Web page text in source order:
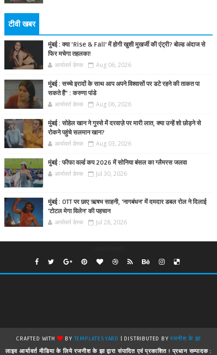
टीवी खबर
मुंबई : क्या ‘Rise & Fall’ में होगी खुशी मुखर्जी की एंट्री? बोल्ड अंदाज से
फिर मचेगा तहलका!
आर्यावर्त डेस्क Aug 06, 2026
मुंबई : सच्चे इरादों के साथ आप अपने विश्वासों पर डटे रहने की ताकत पा
सकते हैं” : करुणा पांडे
आर्यावर्त डेस्क Aug 06, 2026
मुंबई : सोहेल खान ने गुस्से में दरवाज़े पर मारी लात, क्या उन्हें शो छोड़ने से
रोकने पहुंचे सलमान खान?
आर्यावर्त डेस्क Aug 03, 2026
मुंबई : फीफा वर्ल्ड कप 2026 में सोनिया बंसल का ग्लैमरस जलवा
आर्यावर्त डेस्क Jul 30, 2026
मुंबई : OTT पर छाए ऋषभ साहनी, 'नागबंधन' में दमदार डबल रोल ने दिलाई
'टोटल मेगा विलेन' की पहचान
आर्यावर्त डेस्क Jul 28, 2026
CRAFTED WITH BYTEMPLATESYARD | DISTRIBUTED BYरजनीश के झा
लाइव आर्यावर्त मीडिया के लिये रजनीश के झा द्वारा संपादित एवं प्रकाशित ! प्रधान सम्पादक :